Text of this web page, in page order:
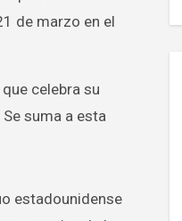
de marzo en el
celebra su
suma a esta
estadounidense